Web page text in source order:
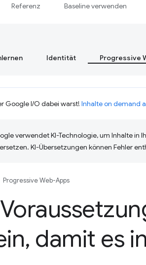
Referenz Baseline verwenden
Identität Progressive
Google I/O dabei warst! Inhalte on demand
verwendet KI-Technologie, um Inhalte in
KI-Übersetzungen können Fehler
Progressive Web-Apps
, damit es